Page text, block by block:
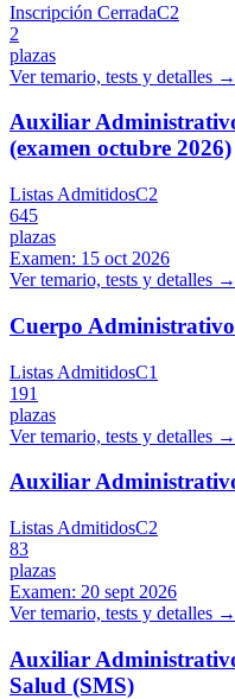
Inscripción CerradaC2
2
plazas
Ver temario, tests y detalles →
Auxiliar
(examen octubre 2026)
Listas AdmitidosC2
645
plazas
Examen: 15 oct 2026
Ver temario, tests y detalles →
Cuerpo
Listas AdmitidosC1
191
plazas
Ver temario, tests y detalles →
Auxiliar
Listas AdmitidosC2
83
plazas
Examen: 20 sept 2026
Ver temario, tests y detalles →
Auxiliar
Salud (SMS)